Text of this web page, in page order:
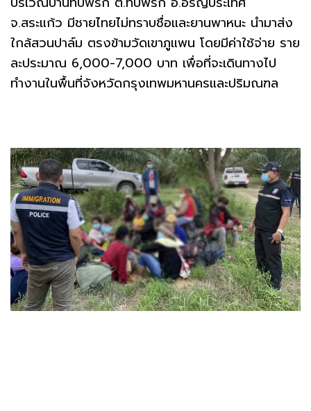
จ.สระแก้ว มีชายไทยไม่ทราบชื่อและยานพาหนะ นำมาส่ง
ใกล้สวนปาล์ม ตรงข้ามวัดเขาภูแพน โดยมีค่าใช้จ่าย ราย
ละประมาณ 6,000-7,000 บาท เพื่อที่จะเดินทางไป
ทำงานในพื้นที่จังหวัดกรุงเทพมหานครและปริมณฑล